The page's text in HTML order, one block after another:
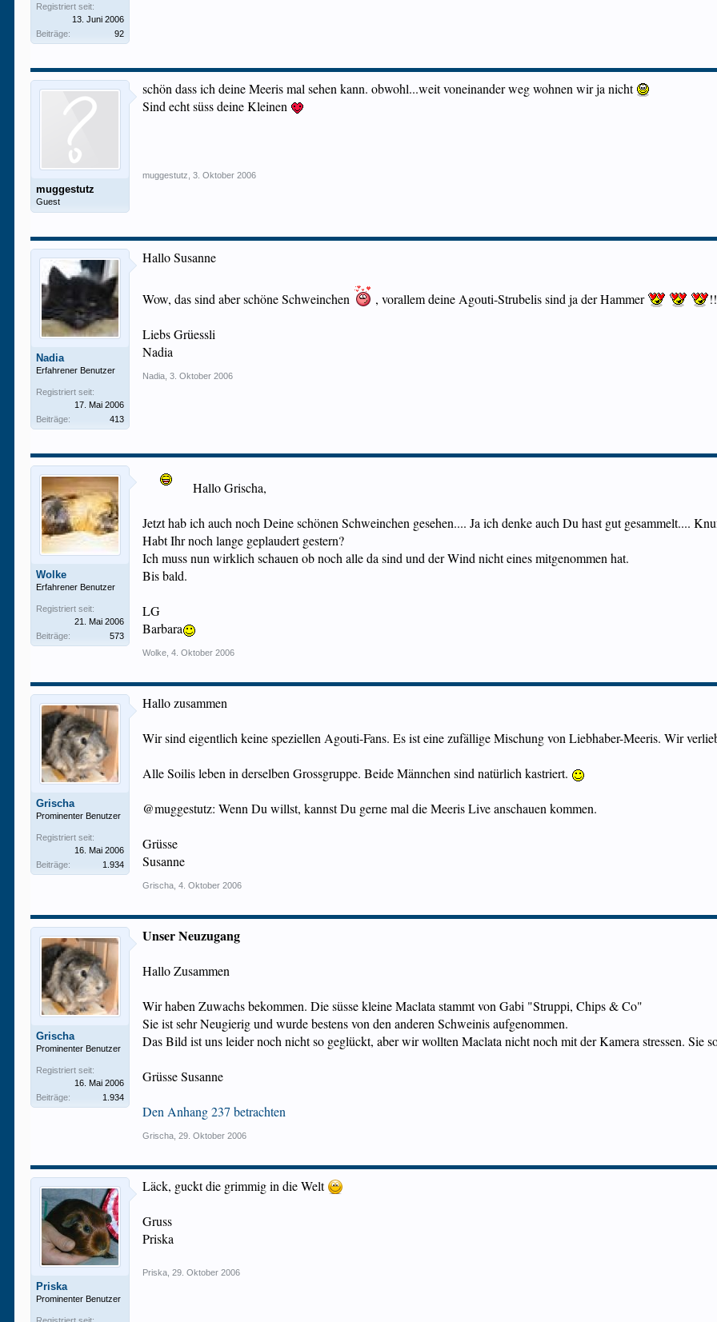
Registriert seit:
13. Juni 2006
Beiträge:
92
muggestutz
Guest
schön dass ich deine Meeris mal sehen kann. obwohl...weit voneinander weg wohnen wir ja nicht
Sind echt süss deine Kleinen
muggestutz 3. Oktober 2006
Nadia
Erfahrener Benutzer
Registriert seit:
17. Mai 2006
Beiträge:
413
Hallo Susanne
Wow, das sind aber schöne Schweinchen , vorallem deine Agouti-Strubelis sind ja der Hammer
Liebs Grüessli
Nadia
Nadia 3. Oktober 2006
Wolke
Erfahrener Benutzer
Registriert seit:
21. Mai 2006
Beiträge:
573
Hallo Grischa,
Jetzt hab ich auch noch Deine schönen Schweinchen gesehen.... Ja ich denke auch Du hast gut gesammelt....
Habt Ihr noch lange geplaudert gestern?
Ich muss nun wirklich schauen ob noch alle da sind und der Wind nicht eines mitgenommen hat.
Bis bald.
LG
Barbara
Wolke 4. Oktober 2006
Grischa
Prominenter Benutzer
Registriert seit:
16. Mai 2006
Beiträge:
1.934
Hallo zusammen
Wir sind eigentlich keine speziellen Agouti-Fans. Es ist eine zufällige Mischung von Liebhaber-Meeris. Wir
Alle Soilis leben in derselben Grossgruppe. Beide Männchen sind natürlich kastriert.
@muggestutz: Wenn Du willst, kannst Du gerne mal die Meeris Live anschauen kommen.
Grüsse
Susanne
Grischa 4. Oktober 2006
Grischa
Prominenter Benutzer
Registriert seit:
16. Mai 2006
Beiträge:
1.934
Unser Neuzugang
Hallo Zusammen
Wir haben Zuwachs bekommen. Die süsse kleine Maclata stammt von Gabi "Struppi, Chips & Co"
Sie ist sehr Neugierig und wurde bestens von den anderen Schweinis aufgenommen.
Das Bild ist uns leider noch nicht so geglückt, aber wir wollten Maclata nicht noch mit der Kamera stressen. Sie
Grüsse Susanne
Den Anhang 237 betrachten
Grischa 29. Oktober 2006
Priska
Prominenter Benutzer
Läck, guckt die grimmig in die Welt
Gruss
Priska
Priska 29. Oktober 2006